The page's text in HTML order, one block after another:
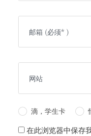
滴，学生卡
在此浏览器中保存